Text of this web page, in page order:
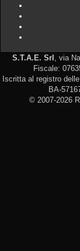
S.T.A.E. Srl , via
Fiscale:
Iscritta al registro
BA-
© 2007-2026